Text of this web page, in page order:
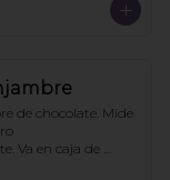
de chocolate. Mide
Va en caja de